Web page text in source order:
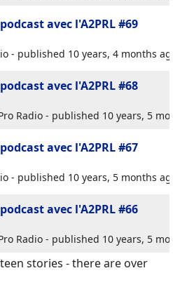
avec l'A2PRL #69
- published 10 years, 4 months
avec l'A2PRL #68
Radio - published 10 years, 5
avec l'A2PRL #67
- published 10 years, 5 months
avec l'A2PRL #66
Radio - published 10 years, 5
stories - there are over